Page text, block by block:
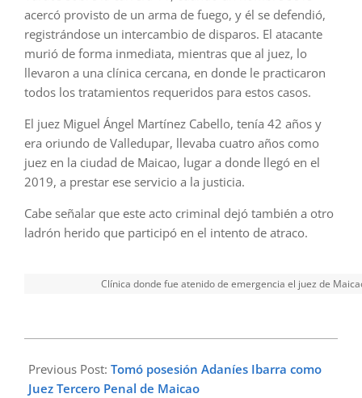
acercó provisto de un arma de fuego, y él se defendió,
registrándose un intercambio de disparos. El atacante
murió de forma inmediata, mientras que al juez, lo
llevaron a una clínica cercana, en donde le practicaron
todos los tratamientos requeridos para estos casos.
El juez Miguel Ángel Martínez Cabello, tenía 42 años y
era oriundo de Valledupar, llevaba cuatro años como
juez en la ciudad de Maicao, lugar a donde llegó en el
2019, a prestar ese servicio a la justicia.
Cabe señalar que este acto criminal dejó también a otro
ladrón herido que participó en el intento de atraco.
Clínica donde fue atenido de emergencia el juez de
03-
04
Previous Post: Tomó posesión Adaníes Ibarra como
Juez Tercero Penal de Maicao